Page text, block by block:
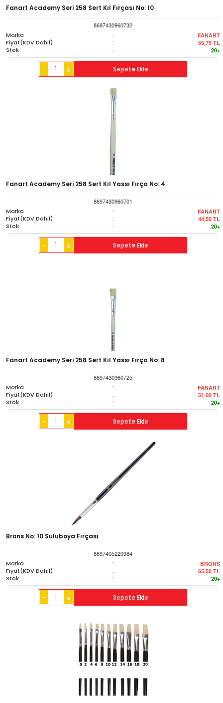
Fanart Academy Seri 258 Sert Kıl Fırçası No: 10
8697430960732
Marka
: FANART
Fiyat(KDV Dahil) : 55,75 TL
Stok : 20+
- + Sepete Ekle
Fanart Academy Seri 258 Sert Kıl Yassı Fırça No: 4
8697430960701
Marka
: FANART
Fiyat(KDV Dahil) : 44,50 TL
Stok : 20+
- + Sepete Ekle
Fanart Academy Seri 258 Sert Kıl Yassı Fırça No: 8
8697430960725
Marka
: FANART
Fiyat(KDV Dahil) : 51,00 TL
Stok : 20+
- + Sepete Ekle
Brons No: 10 Suluboya Fırçası
8697405220984
Marka
: BRONS
Fiyat(KDV Dahil) : 65,50 TL
Stok : 20+
- + Sepete Ekle